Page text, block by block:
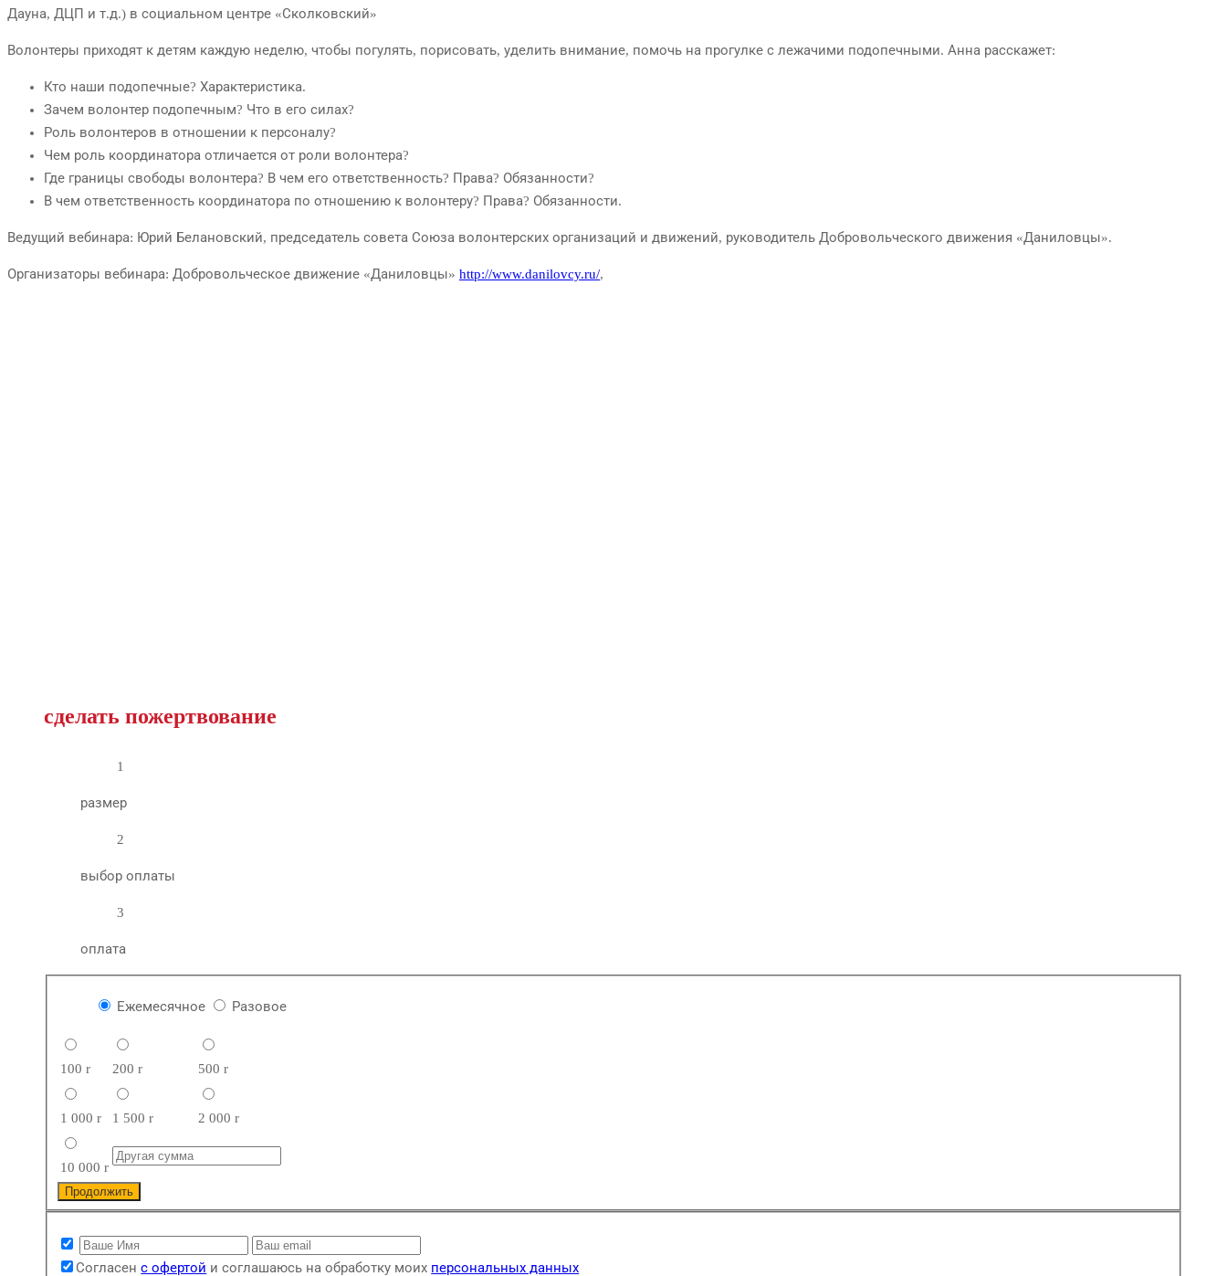
Дауна, ДЦП и т.д.) в социальном центре «Сколковский»
Волонтеры приходят к детям каждую неделю, чтобы погулять, порисовать, уделить внимание, помочь на прогулке с лежачими подопечными. Анна расскажет:
Кто наши подопечные? Характеристика.
Зачем волонтер подопечным? Что в его силах?
Роль волонтеров в отношении к персоналу?
Чем роль координатора отличается от роли волонтера?
Где границы свободы волонтера? В чем его ответственность? Права? Обязанности?
В чем ответственность координатора по отношению к волонтеру? Права? Обязанности.
Ведущий вебинара: Юрий Белановский, председатель совета Союза волонтерских организаций и движений, руководитель Добровольческого движения «Даниловцы».
Организаторы вебинара: Добровольческое движение «Даниловцы» http://www.danilovcy.ru/,
сделать пожертвование
1
размер
2
выбор оплаты
3
оплата
Ежемесячное Разовое
100r 200r 500r
1 000r 1 500r 2 000r
10 000r
Продолжить
Согласенс офертой и соглашаюсь на обработку моих персональных данных